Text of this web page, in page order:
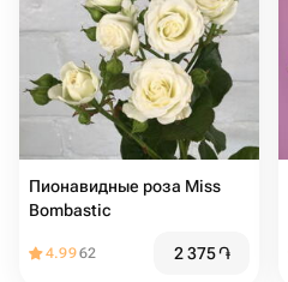
Пионавидные роза Miss
Bombastic
4.9962 2 375֏